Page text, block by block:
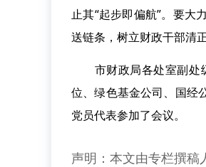
止其“起步即偏航”。要大
送链条，树立财政干部清
市财政局各处室副处
位、绿色基金公司、国经
党员代表参加了会议。
声明：本文由专栏撰稿